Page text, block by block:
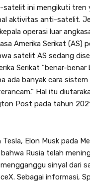
satelit ini mengikuti tren
aktivitas anti-satelit.
operasi luar
Amerika Serikat (AS)
satelit AS sedang
Serikat “benar-benar
ada banyak cara sistem
Hal itu
Post pada tahun
Elon Musk pada
Rusia telah
sinyal dari
Sebagai informasi,